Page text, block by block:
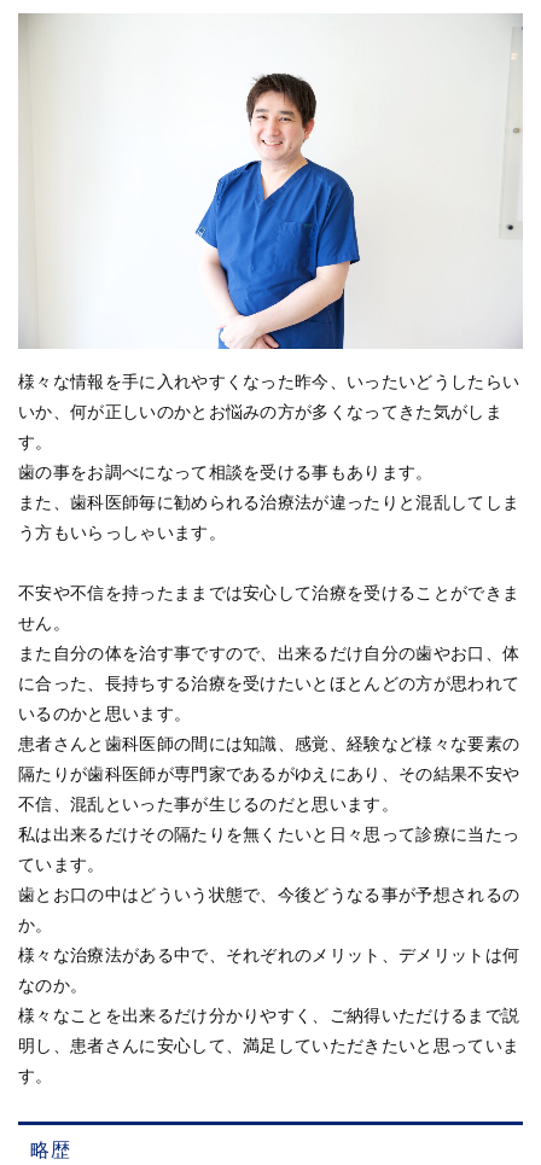
様々な情報を手に入れやすくなった昨今、いったいどうしたらい
いか、何が正しいのかとお悩みの方が多くなってきた気がしま
す。
歯の事をお調べになって相談を受ける事もあります。
また、歯科医師毎に勧められる治療法が違ったりと混乱してしま
う方もいらっしゃいます。
不安や不信を持ったままでは安心して治療を受けることができま
せん。
また自分の体を治す事ですので、出来るだけ自分の歯やお口、体
に合った、長持ちする治療を受けたいとほとんどの方が思われて
いるのかと思います。
患者さんと歯科医師の間には知識、感覚、経験など様々な要素の
隔たりが歯科医師が専門家であるがゆえにあり、その結果不安や
不信、混乱といった事が生じるのだと思います。
私は出来るだけその隔たりを無くたいと日々思って診療に当たっ
ています。
歯とお口の中はどういう状態で、今後どうなる事が予想されるの
か。
様々な治療法がある中で、それぞれのメリット、デメリットは何
なのか。
様々なことを出来るだけ分かりやすく、ご納得いただけるまで説
明し、患者さんに安心して、満足していただきたいと思っていま
す。
略歴